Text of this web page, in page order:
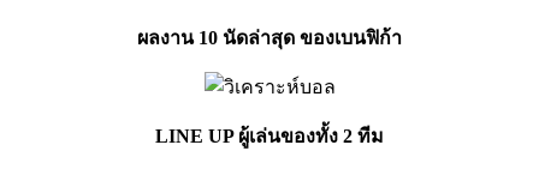
ผลงาน 10 นัดล่าสุด ของเบนฟิก้า
LINE UP ผู้เล่นของทั้ง 2 ทีม